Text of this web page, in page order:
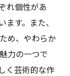
れ個性があ
す。また、
め、やわらか
力の一つで
く芸術的な作